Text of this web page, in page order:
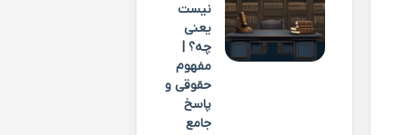
نیست
یعنی
چه؟ |
مفهوم
حقوقی و
پاسخ
جامع